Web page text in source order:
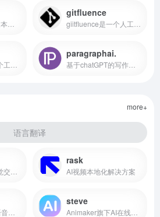
gitfluence
paragraphai.
语言翻译
more+
rask
AI视频本地化解决方案
steve